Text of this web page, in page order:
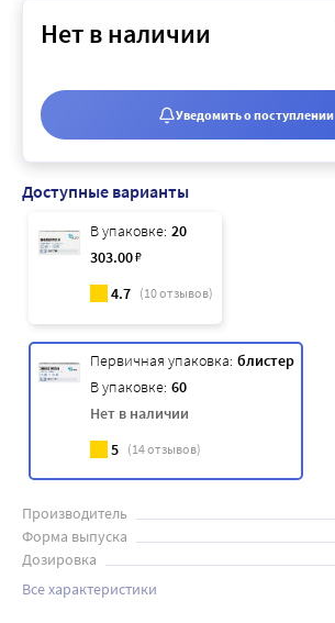
Доступные варианты
В упаковке: 20
303.00₽
4.7 (10отзывов)
Первичная упаковка: блистер
В упаковке: 60
Нет в наличии
5 (14отзывов)
Производитель
Форма выпуска
Дозировка
Все характеристики
Нет в наличии
Уведомить о поступлении